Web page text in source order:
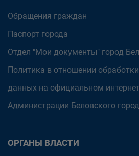
Обращения граждан
Паспорт города
Отдел "Мои документы" город
Политика в отношении
данных на официальном
Администрации Беловского
ОРГАНЫ ВЛАСТИ